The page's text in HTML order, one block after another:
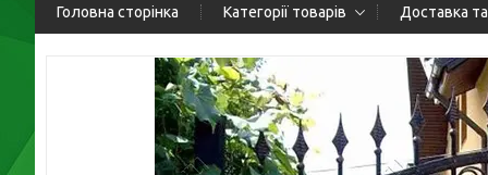
Головна сторінка Категорії товарів Доставка